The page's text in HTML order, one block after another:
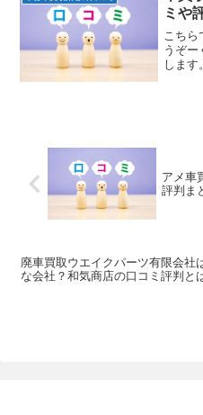
す。
ださい。
ミや
こち
うぞー
します
アメ車
評判ま
廃車買取ウエイクパーツ有限会社
な会社？和気商店の口コミ評判と